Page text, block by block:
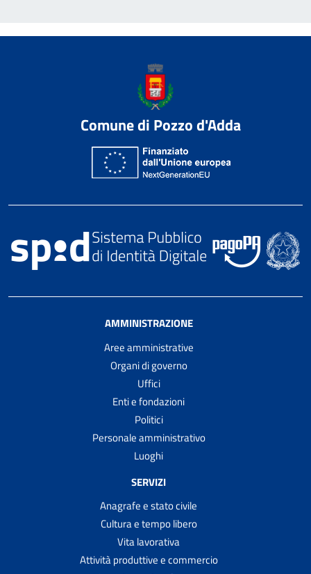
Comune di Pozzo d'Adda
AMMINISTRAZIONE
Aree amministrative
Organi di governo
Uffici
Enti e fondazioni
Politici
Personale amministrativo
Luoghi
SERVIZI
Anagrafe e stato civile
Cultura e tempo libero
Vita lavorativa
Attività produttive e commercio